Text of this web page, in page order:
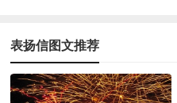
表扬信图文推荐